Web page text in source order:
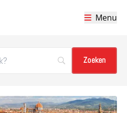
Menu